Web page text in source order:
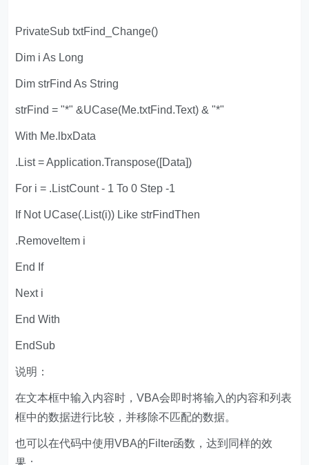
PrivateSub txtFind_Change()
Dim i As Long
Dim strFind As String
strFind = "*" &UCase(Me.txtFind.Text) & "*"
With Me.lbxData
.List = Application.Transpose([Data])
For i = .ListCount - 1 To 0 Step -1
If Not UCase(.List(i)) Like strFindThen
.RemoveItem i
End If
Next i
End With
EndSub
说明：
在文本框中输入内容时，VBA会即时将输入的内容和列表
框中的数据进行比较，并移除不匹配的数据。
也可以在代码中使用VBA的Filter函数，达到同样的效
果：